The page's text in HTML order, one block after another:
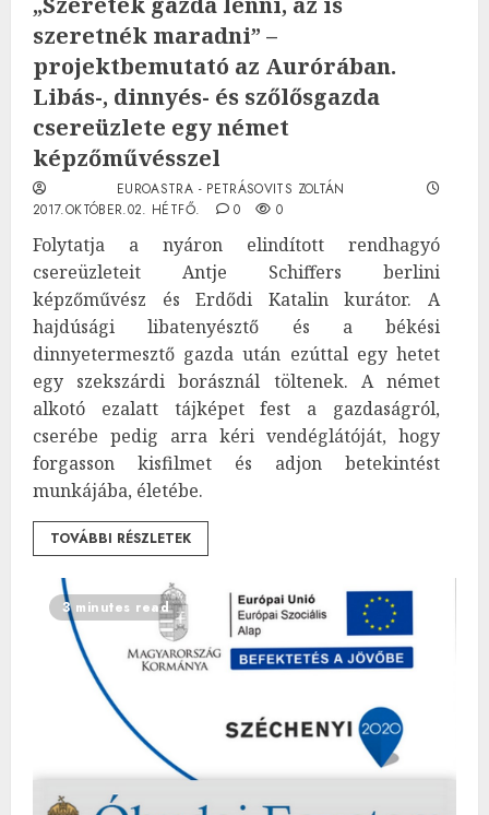
szeretnék maradni” –
projektbemutató az Aurórában.
Libás-, dinnyés- és szőlősgazda
csereüzlete egy német
képzőművésszel
EUROASTRA - PETRÁSOVITS ZOLTÁN
2017.OKTÓBER.02. HÉTFŐ.
0 0
Folytatja a nyáron elindított rendhagyó
csereüzleteit Antje Schiffers berlini
képzőművész és Erdődi Katalin kurátor. A
hajdúsági libatenyésztő és a békési
dinnyetermesztő gazda után ezúttal egy hetet
egy szekszárdi borásznál töltenek. A német
alkotó ezalatt tájképet fest a gazdaságról,
cserébe pedig arra kéri vendéglátóját, hogy
forgasson kisfilmet és adjon betekintést
munkájába, életébe.
TOVÁBBI RÉSZLETEK
3 minutes read